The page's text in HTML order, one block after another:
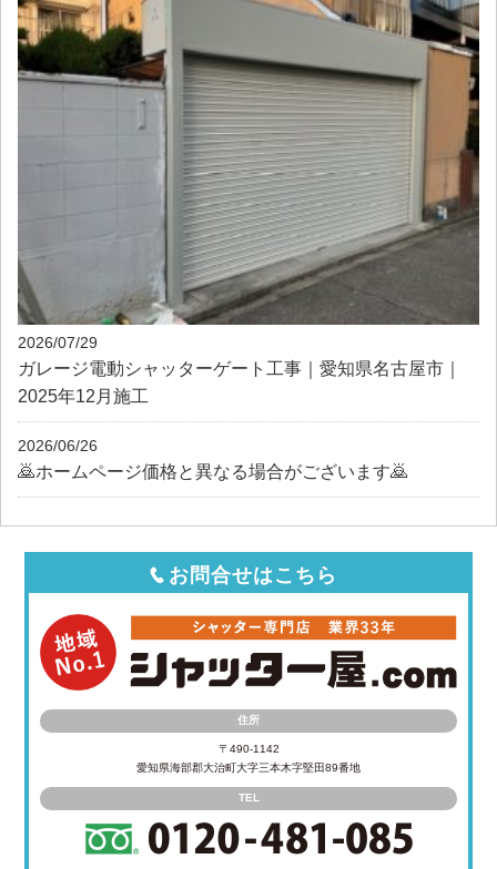
2026/07/29
ガレージ電動シャッターゲート工事｜愛知県名古屋市｜
2025年12月施工
2026/06/26
🙇ホームページ価格と異なる場合がございます🙇
お問合せはこちら
住所
〒490-1142
愛知県海部郡大治町大字三本木字堅田89番地
TEL